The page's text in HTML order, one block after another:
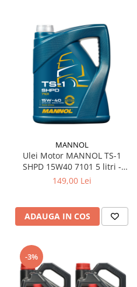
MANNOL
Ulei Motor MANNOL TS-1
SHPD 15W40 7101 5 litri -
Camioane, Autobuze & Utilaje
149,00 Lei
ADAUGA IN COS
-3%